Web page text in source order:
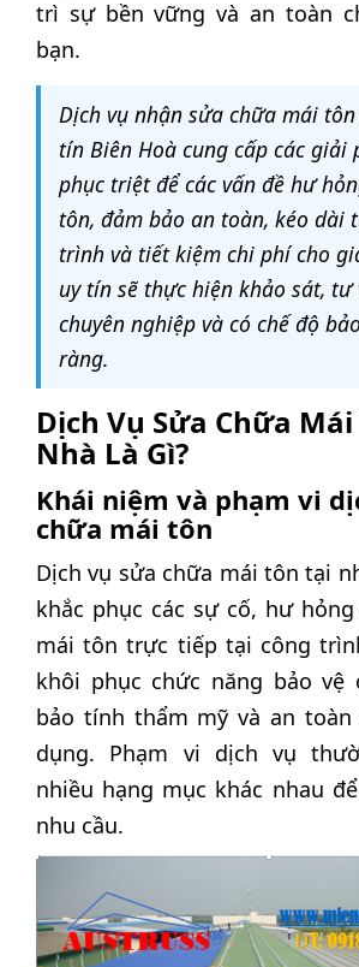
trì sự bền vững và an toàn
bạn.
Dịch vụ nhận sửa chữa mái
tín Biên Hoà cung cấp các giải
phục triệt để các vấn đề hư
tôn, đảm bảo an toàn, kéo dài
trình và tiết kiệm chi phí cho
uy tín sẽ thực hiện khảo sát, tư
chuyên nghiệp và có chế độ
ràng.
Dịch Vụ Sửa Chữa Mái
Nhà Là Gì?
Khái niệm và phạm vi
chữa mái tôn
Dịch vụ sửa chữa mái tôn tại
khắc phục các sự cố, hư
mái tôn trực tiếp tại công
khôi phục chức năng bảo vệ
bảo tính thẩm mỹ và an
dụng. Phạm vi dịch vụ
nhiều hạng mục khác nhau
nhu cầu.